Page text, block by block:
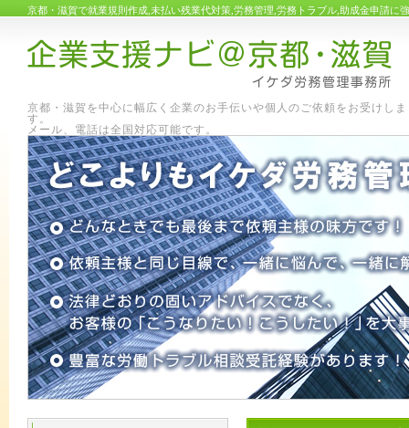
京都・滋賀で就業規則作成,未払い残業代対策,労務管理,労務トラブル,助成金申請に
京都・滋賀を中心に幅広く企業のお手伝いや個人のご依頼をお受けしま
す
メール、電話は全国対応可能です。